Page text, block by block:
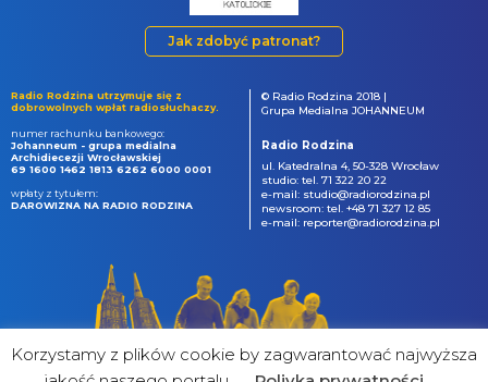
Jak zdobyć patronat?
Radio Rodzina utrzymuje się z
dobrowolnych wpłat radiosłuchaczy.
numer rachunku bankowego:
Johanneum - grupa medialna
Archidiecezji Wrocławskiej
69 1600 1462 1813 6262 6000 0001
wpłaty z tytułem:
DAROWIZNA NA RADIO RODZINA
© Radio Rodzina 2018 |
Grupa Medialna JOHANNEUM
Radio Rodzina
ul. Katedralna 4, 50-328 Wrocław
studio: tel. 71 322 20 22
e-mail: studio@radiorodzina.pl
newsroom: tel. +48 71 327 12 85
e-mail: reporter@radiorodzina.pl
Korzystamy z plików cookie by zagwarantować najwyższa